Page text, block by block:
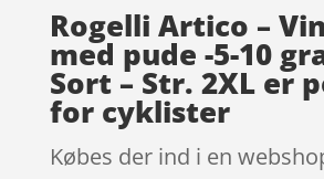
Rogelli Artico –
med pude -5-10
Sort – Str. 2XL er
for cyklister
Købes der ind i en